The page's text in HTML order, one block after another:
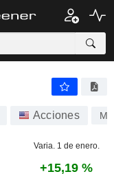
Acciones M
Varia. 1 de enero.
+15,19 %